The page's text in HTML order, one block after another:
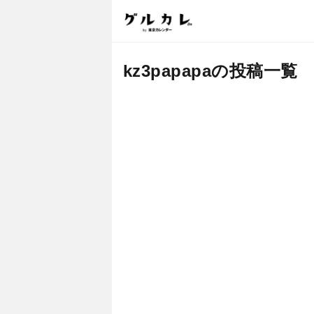
kz3papapaの投稿一覧